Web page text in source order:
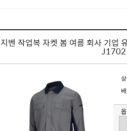
지벤 작업복 자켓 봄 여름 회사 기업
J1702